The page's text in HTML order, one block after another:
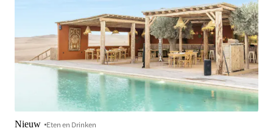
Nieuw Eten en Drinken